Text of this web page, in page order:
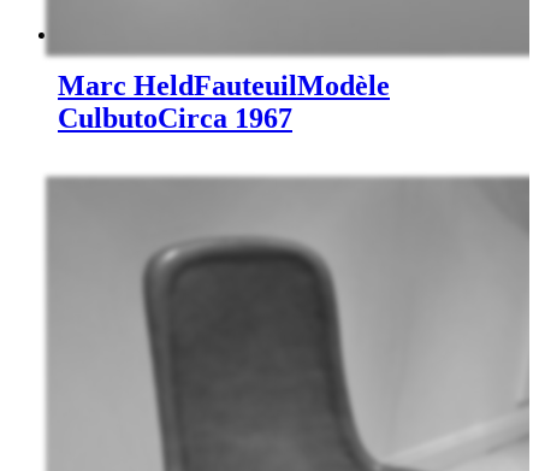
Marc HeldFauteuilModèle
CulbutoCirca 1967